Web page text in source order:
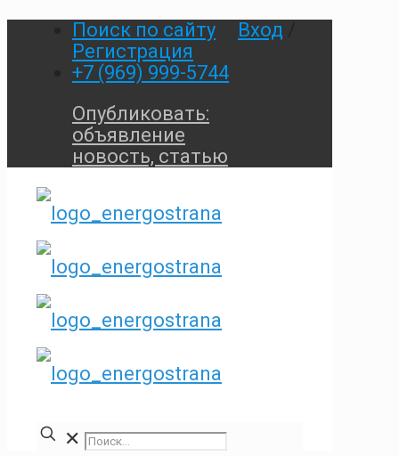
Поиск по сайту Вход
Регистрация
+7 (969) 999-5744
Опубликовать:
объявление
новость, статью
✕